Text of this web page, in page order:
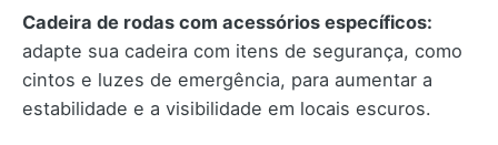
Cadeira de rodas com acessórios específicos:
adapte sua cadeira com itens de segurança, como
cintos e luzes de emergência, para aumentar a
estabilidade e a visibilidade em locais escuros.